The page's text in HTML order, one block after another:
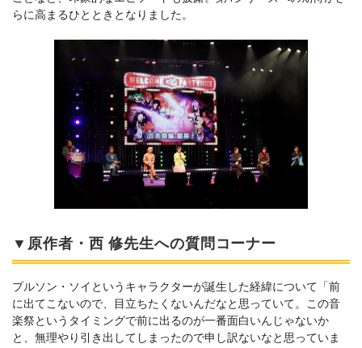
らに高まるひとときとなりました。
▼原作者・西 修先生への質問コーナー
プルソン・ソイというキャラクターが誕生した経緯について「前
に出てこないので、目立ちたくないんだなと思っていて。この音
楽祭というタイミングで前に出るのが一番面白いんじゃないか
と、無理やり引き出してしまったので申し訳ないなと思っていま